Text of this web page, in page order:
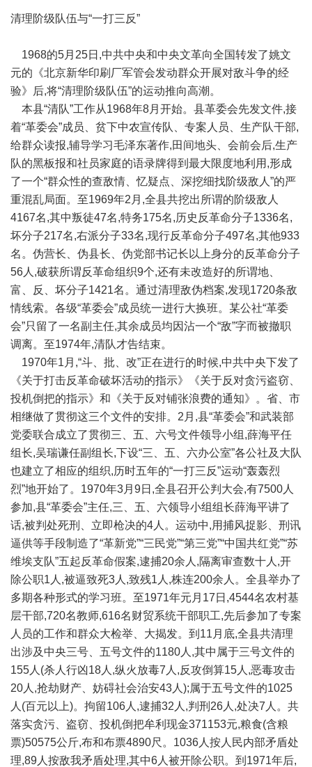
清理阶级队伍与“一打三反”
1968的5月25日,中共中央和中央文革向全国转发了姚文
元的《北京新华印刷厂军管会发动群众开展对敌斗争的经
验》后,将“清理阶级队伍”的运动推向高潮。
本县“清队”工作从1968年8月开始。县革委会先发文件,接
着“革委会”成员、贫下中农宣传队、专案人员、生产队干部,
给群众读报,辅导学习毛泽东著作,田间地头、会前会后,生产
队的黑板报和社员家庭的语录牌得到最大限度地利用,形成
了一个“群众性的查敌情、忆疑点、深挖细找阶级敌人”的严
重混乱局面。至1969年2月,全县共挖出所谓的阶级敌人
4167名,其中叛徒47名,特务175名,历史反革命分子1336名,
坏分子217名,右派分子33名,现行反革命分子497名,其他933
名。伪营长、伪县长、伪党部书记长以上身分的反革命分子
56人,破获所谓反革命组织9个,还有未改造好的所谓地、
富、反、坏分子1421名。通过清理敌伪档案,发现1720条敌
情线索。各级“革委会”成员统一进行大换班。某公社“革委
会”只留了一名副主任,其余成员均因沾一个“敌”字而被撤职
调离。至1974年,清队才告结束。
1970年1月,“斗、批、改”正在进行的时候,中共中央下发了
《关于打击反革命破坏活动的指示》《关于反对贪污盗窃、
投机倒把的指示》和《关于反对铺张浪费的通知》。省、市
相继做了贯彻这三个文件的安排。2月,县“革委会”和武装部
党委联合成立了贯彻三、五、六号文件领导小组,薛海平任
组长,吴瑞谦任副组长,下设“三、五、六办公室”各公社及大队
也建立了相应的组织,历时五年的“一打三反”运动“轰轰烈
烈”地开始了。1970年3月9日,全县召开公判大会,有7500人
参加,县“革委会”主任,三、五、六领导小组组长薛海平讲了
话,被判处死刑、立即枪决的4人。运动中,用捕风捉影、刑讯
逼供等手段制造了“革新党”“三民党”“第三党”“中国共红党”“苏
维埃支队”五起反革命假案,逮捕20余人,隔离审查数十人,开
除公职1人,被逼致死3人,致残1人,株连200余人。全县举办了
多期各种形式的学习班。至1971年元月17日,4544名农村基
层干部,720名教师,616名财贸系统干部职工,先后参加了专案
人员的工作和群众大检举、大揭发。到11月底,全县共清理
出涉及中央三号、五号文件的1180人,其中属于三号文件的
155人(杀人行凶18人,纵火放毒7人,反攻倒算15人,恶毒攻击
20人,抢劫财产、妨碍社会治安43人);属于五号文件的1025
人(百元以上)。拘留106人,逮捕32人,判刑26人,处决7人。共
落实贪污、盗窃、投机倒把牟利现金371153元,粮食(含粮
票)50575公斤,布和布票4890尺。1036人按人民内部矛盾处
理,89人按敌我矛盾处理,其中6人被开除公职。到1971年后,